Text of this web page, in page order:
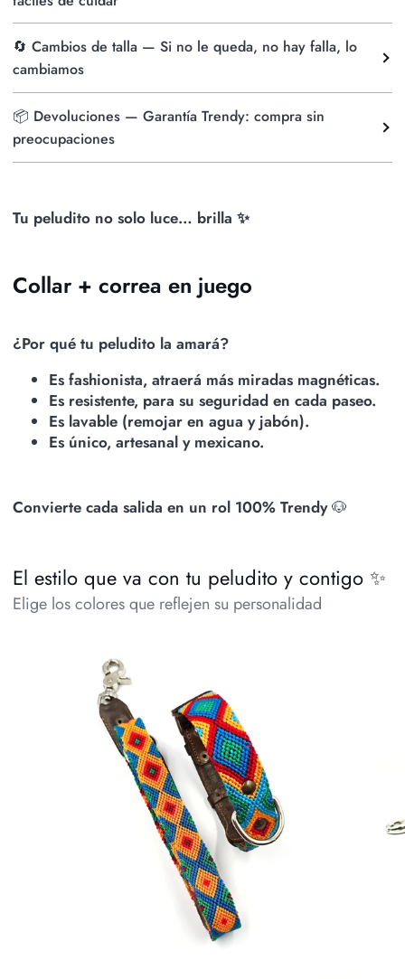
🔄 Cambios de talla — Si no le queda, no hay falla, lo
cambiamos
📦 Devoluciones — Garantía Trendy: compra sin
preocupaciones
Tu peludito no solo luce… brilla ✨
Collar + correa en juego
¿Por qué tu peludito la amará?
Es fashionista, atraerá más miradas magnéticas.
Es resistente, para su seguridad en cada paseo.
Es lavable (remojar en agua y jabón).
Es único, artesanal y mexicano.
Convierte cada salida en un rol 100% Trendy🐶
El estilo que va con tu peludito y contigo ✨
Elige los colores que reflejen su personalidad